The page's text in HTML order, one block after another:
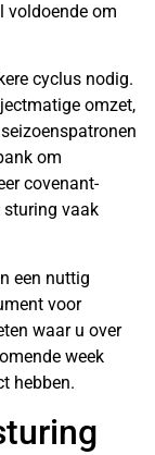
voldoende om
cyclus nodig.
omzet,
om
covenant-
sturing vaak
een nuttig
voor
waar u over
week
hebben.